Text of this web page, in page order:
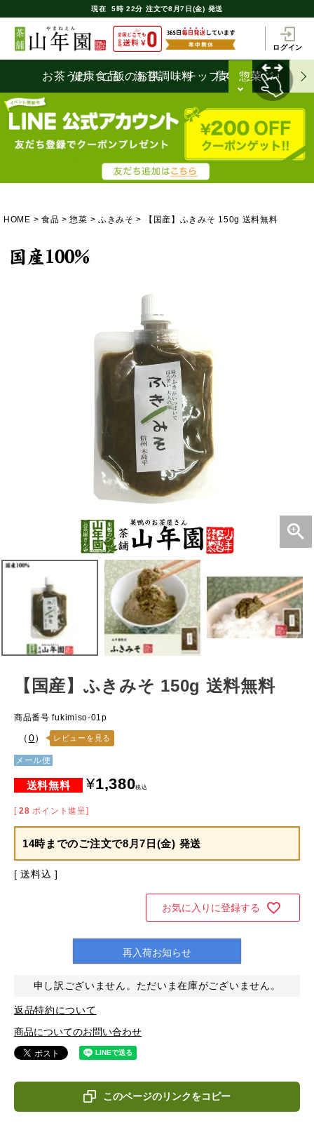
現在 5時 22分 注文で8月7日(金) 発送
ログイン
お茶うけ健康食品ご飯のお供
海苔調味料チップス
漬物 惣菜ジャム
HOME 食品 惣菜 ふきみそ 【国産】ふきみそ 150g 送料無料
【国産】ふきみそ 150g 送料無料
商品番号 fukimiso-01p
（0） レビューを見る
メール便
¥1,380税込
[ 28 ポイント進呈]
14時までのご注文で8月7日(金) 発送
送料込
お気に入りに登録する
再入荷お知らせ
申し訳ございません。ただいま在庫がございません。
返品特約について
商品についてのお問い合わせ
このページのリンクをコピー